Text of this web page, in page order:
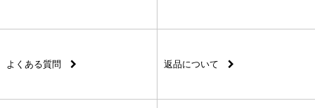
よくある質問 返品について